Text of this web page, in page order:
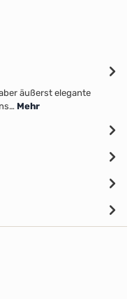
äußerst elegante
Mehr